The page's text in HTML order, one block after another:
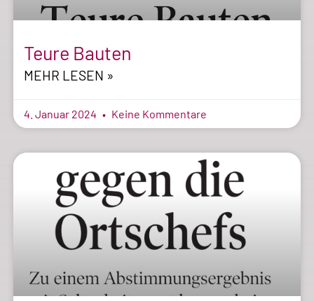
Teure Bauten
MEHR LESEN »
4. Januar 2024 Keine Kommentare